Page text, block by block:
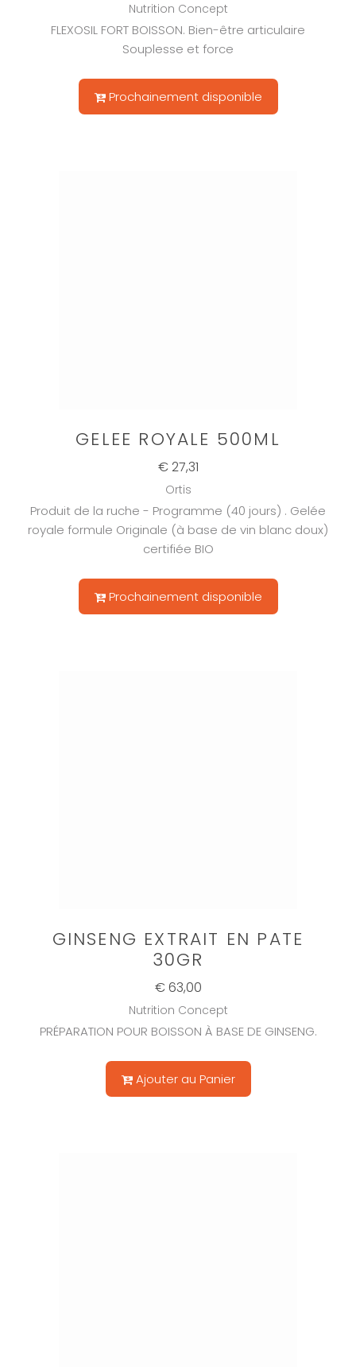
Nutrition Concept
FLEXOSIL FORT BOISSON. Bien-être articulaire
Souplesse et force
Prochainement disponible
GELEE ROYALE 500ML
€ 27,31
Ortis
Produit de la ruche - Programme (40 jours) . Gelée
royale formule Originale (à base de vin blanc doux)
certifiée BIO
Prochainement disponible
GINSENG EXTRAIT EN PATE
30GR
€ 63,00
Nutrition Concept
PRÉPARATION POUR BOISSON À BASE DE GINSENG.
Ajouter au Panier